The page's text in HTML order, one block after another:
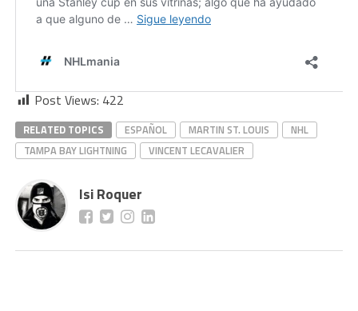
Post Views: 422
RELATED TOPICS ESPAÑOL MARTIN ST. LOUIS
NHL
TAMPA BAY LIGHTNING
VINCENT LECAVALIER
Isi Roquer